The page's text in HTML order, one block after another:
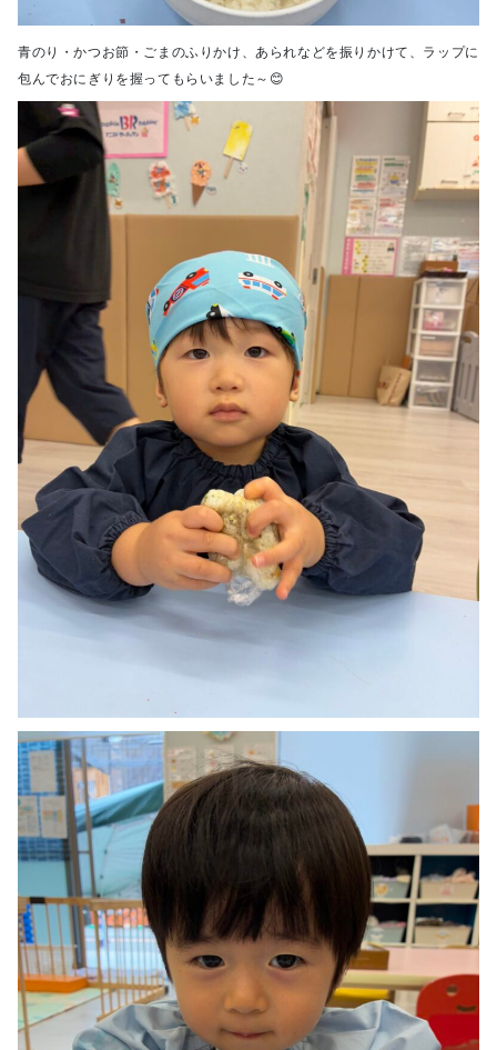
青のり・かつお節・ごまのふりかけ、あられなどを振りかけて、ラップに
包んでおにぎりを握ってもらいました～😊